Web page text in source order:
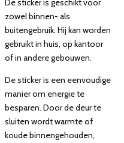
De sticker is geschikt voor
zowel binnen- als
buitengebruik. Hij kan worden
gebruikt in huis, op kantoor
of in andere gebouwen.
De sticker is een eenvoudige
manier om energie te
besparen. Door de deur te
sluiten wordt warmte of
koude binnengehouden,